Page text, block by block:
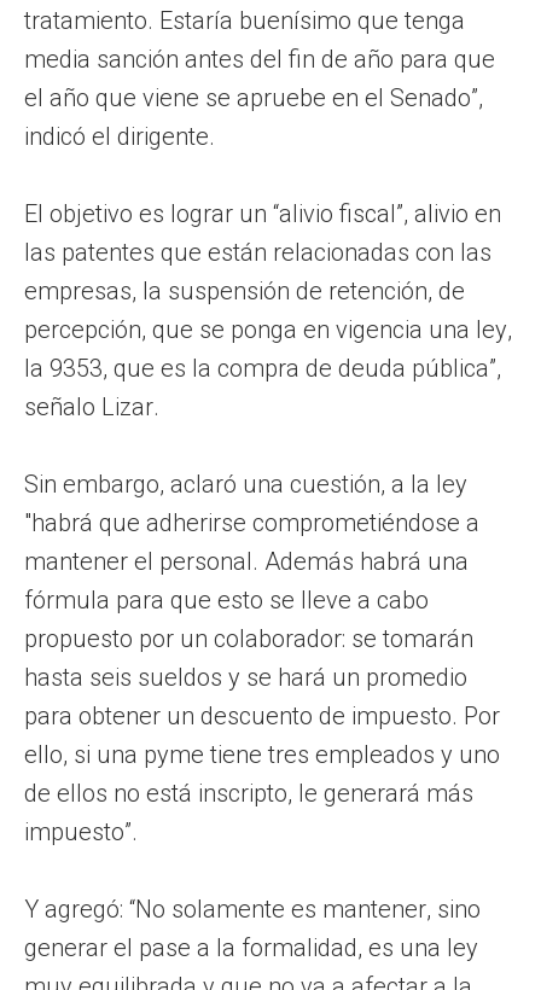
tratamiento. Estaría buenísimo que tenga
media sanción antes del fin de año para que
el año que viene se apruebe en el Senado”,
indicó el dirigente.
El objetivo es lograr un “alivio fiscal”, alivio en
las patentes que están relacionadas con las
empresas, la suspensión de retención, de
percepción, que se ponga en vigencia una ley,
la 9353, que es la compra de deuda pública”,
señalo Lizar.
Sin embargo, aclaró una cuestión, a la ley
"habrá que adherirse comprometiéndose a
mantener el personal. Además habrá una
fórmula para que esto se lleve a cabo
propuesto por un colaborador: se tomarán
hasta seis sueldos y se hará un promedio
para obtener un descuento de impuesto. Por
ello, si una pyme tiene tres empleados y uno
de ellos no está inscripto, le generará más
impuesto”.
Y agregó: “No solamente es mantener, sino
generar el pase a la formalidad, es una ley